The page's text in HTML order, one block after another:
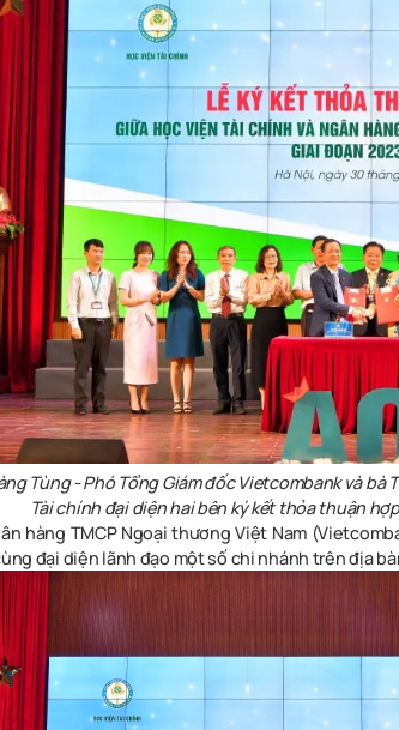
Tùng - Phó Tổng Giám đốc Vietcombank và bà
Tài chính đại diện hai bên ký kết thỏa thuận
hàng TMCP Ngoại thương Việt Nam
đại diện lãnh đạo một số chi nhánh trên địa